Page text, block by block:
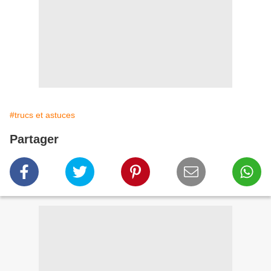
#trucs et astuces
Partager